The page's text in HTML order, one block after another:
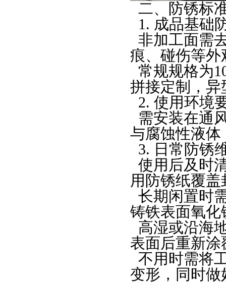
二、防锈标
1. 成品基础
非加工面需
痕、碰伤等外
常规规格为
拼接定制，异
2. 使用环境
需安装在通
与腐蚀性液体
3. 日常防锈
使用后及时
用防锈纸覆盖
长期闲置时
铸铁表面氧化
高湿或沿海
表面后重新涂
不用时需将
变形，同时做